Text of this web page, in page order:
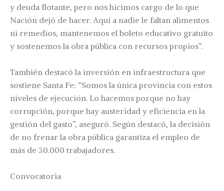
y deuda flotante, pero nos hicimos cargo de lo que
Nación dejó de hacer. Aquí a nadie le faltan alimentos
ni remedios, mantenemos el boleto educativo gratuito
y sostenemos la obra pública con recursos propios”.
También destacó la inversión en infraestructura que
sostiene Santa Fe: “Somos la única provincia con estos
niveles de ejecución. Lo hacemos porque no hay
corrupción, porque hay austeridad y eficiencia en la
gestión del gasto”, aseguró. Según destacó, la decisión
de no frenar la obra pública garantiza el empleo de
más de 30.000 trabajadores.
Convocatoria